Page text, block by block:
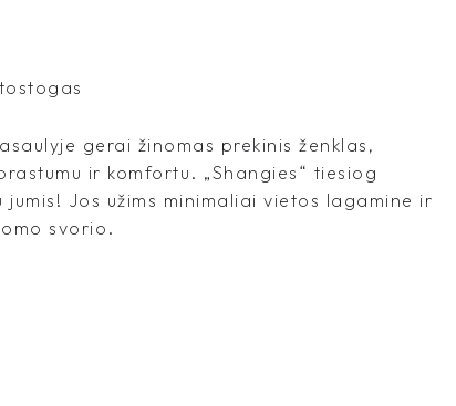
gerai žinomas prekinis ženklas,
ir komfortu. „Shangies“ tiesiog
jumis! Jos užims minimaliai vietos lagamine ir
svorio.